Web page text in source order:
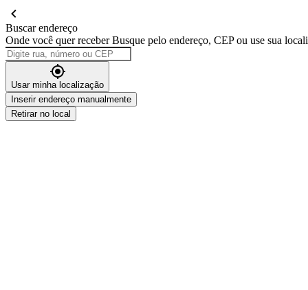
Buscar endereço
Onde você quer receber Busque pelo endereço, CEP ou use sua
Usar minha localização
Inserir endereço manualmente
Retirar no local